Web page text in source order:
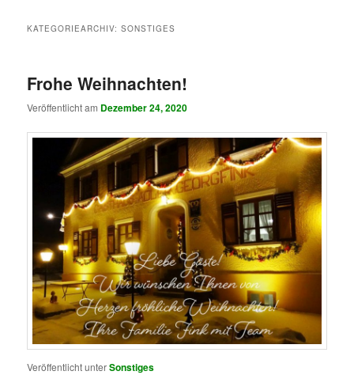
KATEGORIEARCHIV:SONSTIGES
Frohe Weihnachten!
Veröffentlicht am Dezember 24, 2020
Veröffentlicht unterSonstiges